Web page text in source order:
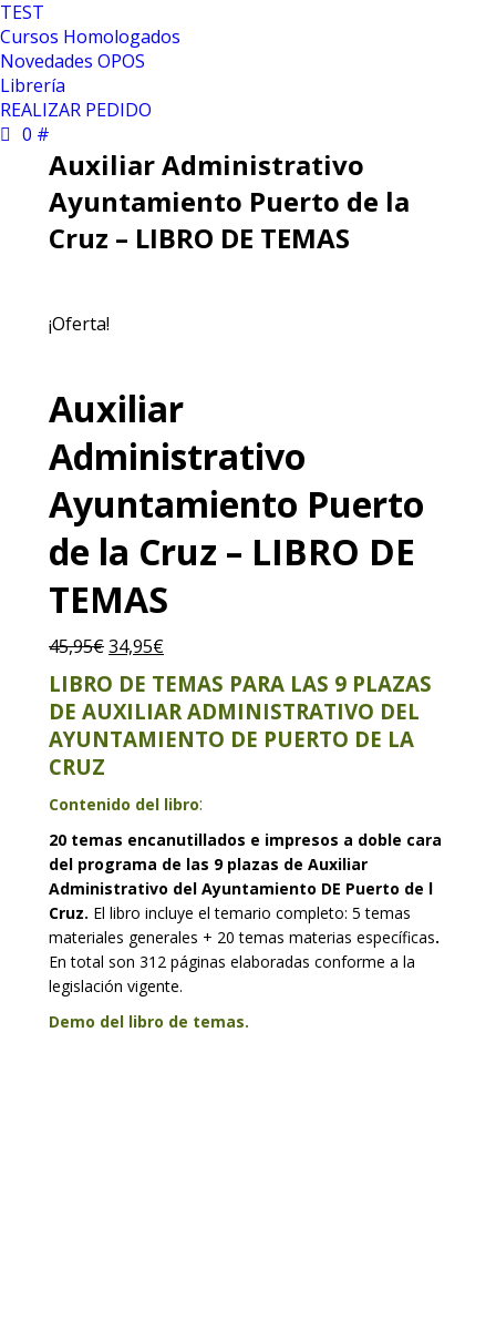
TEST
Cursos Homologados
Novedades OPOS
Librería
REALIZAR PEDIDO
0 #
Auxiliar Administrativo
Ayuntamiento Puerto de la
Cruz – LIBRO DE TEMAS
¡Oferta!
Auxiliar
Administrativo
Ayuntamiento Puerto
de la Cruz – LIBRO DE
TEMAS
45,95€El
precio
original
era:
45,95€.
34,95€
precio
actual
es:
34,95€.
LIBRO DE TEMAS PARA LAS 9 PLAZAS
DE AUXILIAR ADMINISTRATIVO DEL
AYUNTAMIENTO DE PUERTO DE LA
CRUZ
Contenido del libro:
20 temas encanutillados e impresos a doble cara
del programa de las 9 plazas de Auxiliar
Administrativo del Ayuntamiento DE Puerto de l
Cruz. El libro incluye el temario completo: 5 temas
materiales generales + 20 temas materias específicas.
En total son 312 páginas elaboradas conforme a la
legislación vigente.
Demo del libro de temas.